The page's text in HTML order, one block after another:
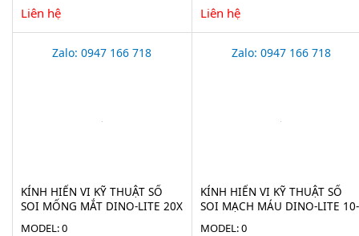
Liên hệ Liên hệ
Zalo: 0947 166 718
KÍNH HIỂN VI KỸ THUẬT SỐ
SOI MỐNG MẮT DINO-LITE 20X
MODEL: 0
Zalo: 0947 166 718
KÍNH HIỂN VI KỸ THUẬT SỐ
SOI MẠCH MÁU DINO-LITE 10-
MODEL: 0